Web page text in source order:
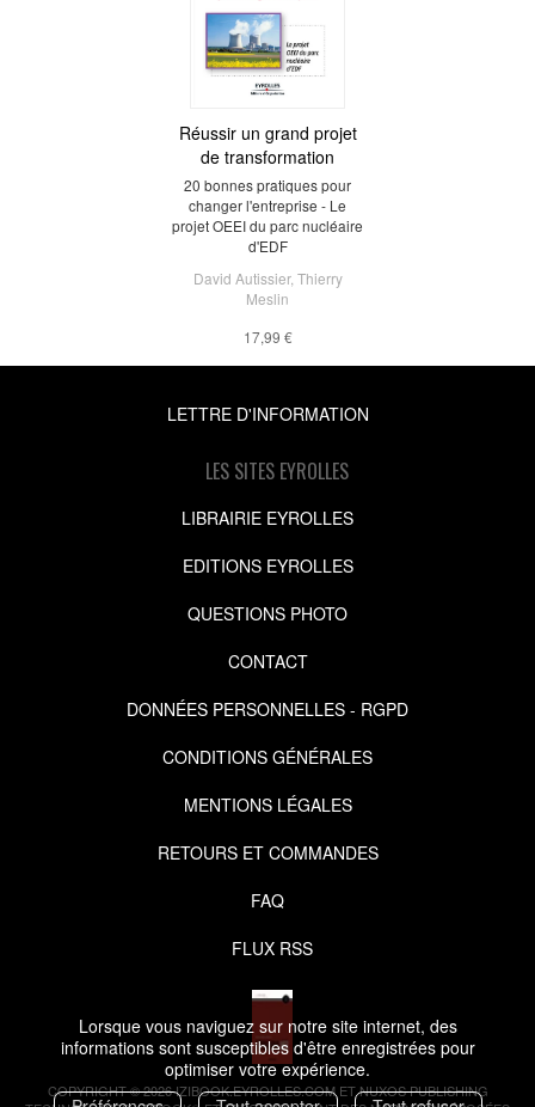
Lorsque vous naviguez sur notre site internet, des
informations sont susceptibles d'être enregistrées pour
optimiser votre expérience.
Réussir un grand projet
de transformation
20 bonnes pratiques pour
changer l'entreprise - Le
projet OEEI du parc nucléaire
d'EDF
David Autissier, Thierry
Meslin
17,99 €
LETTRE D'INFORMATION
LES SITES EYROLLES
LIBRAIRIE EYROLLES
EDITIONS EYROLLES
QUESTIONS PHOTO
CONTACT
DONNÉES PERSONNELLES - RGPD
CONDITIONS GÉNÉRALES
MENTIONS LÉGALES
RETOURS ET COMMANDES
FAQ
FLUX RSS
COPYRIGHT © 2026 IZIBOOK.EYROLLES.COM ET NUXOS PUBLISHING